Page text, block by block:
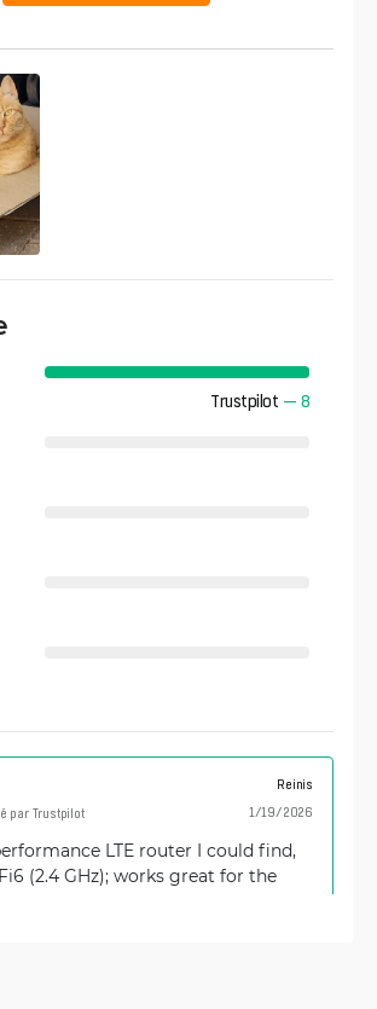
Trustpilot — 8
Reinis
1/19/2026
par Trustpilot
LTE router I could find,
(2.4 GHz); works great for the